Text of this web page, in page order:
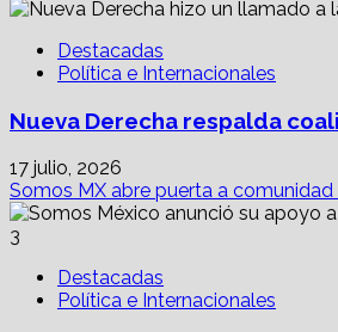
Destacadas
Política e Internacionales
Nueva Derecha respalda
17 julio, 2026
Somos MX abre puerta a
3
Destacadas
Política e Internacionales